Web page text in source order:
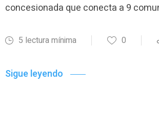
concesionada que conecta a 9
5 lectura mínima 0
Sigue leyendo